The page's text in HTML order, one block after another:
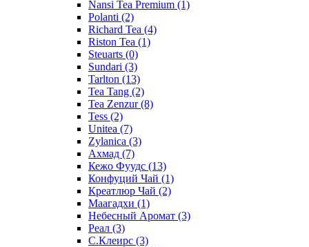
Nansi Tea Premium (1)
Polanti (2)
Richard Tea (4)
Riston Tea (1)
Steuarts (0)
Sundari (3)
Tarlton (13)
Tea Tang (2)
Tea Zenzur(8)
Tess (2)
Unitea (7)
Zylanica (3)
Ахмад (7)
Кежо Фуудс (13)
Конфуций Чай (1)
Креатлюр Чай (2)
Маагадхи (1)
Небесный Аромат (3)
Реал (3)
С.Клеирс (3)